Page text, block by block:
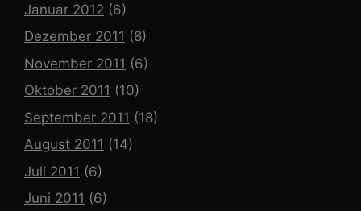
Januar 2012 (6)
Dezember 2011 (8)
November 2011 (6)
Oktober 2011 (10)
September 2011 (18)
August 2011 (14)
Juli 2011 (6)
Juni 2011 (6)